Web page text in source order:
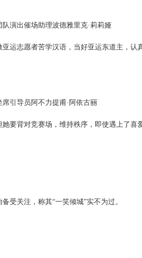
演出催场助理波德雅里克·莉莉娅
运志愿者苦学汉语，当好亚运东道主，认
引导员阿不力提甫·阿依古丽
要背对竞赛场，维持秩序，即使遇上了喜
受关注，称其“一笑倾城”实不为过。